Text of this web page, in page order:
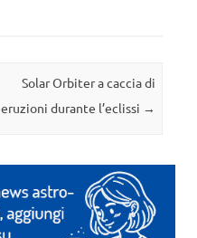
Solar Orbiter a caccia di
eruzioni durante l’eclissi →